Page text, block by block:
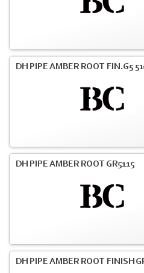
DH PIPE AMBER ROOT FIN.G5
DH PIPE AMBER ROOT GR5115
DH PIPE AMBER ROOT FINISH